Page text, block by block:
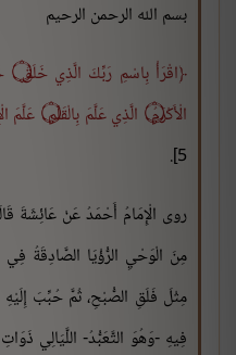
بسم الله الرحمن الرحيم
اقْرَأْ بِاسْمِ رَبِّكَ الَّذِي خَلَقَ۝
الْأَكْرَمُ ۝ الَّذِي عَلَّمَ بِالْقَلَمِ ۝ عَلَّمَ الْإِنْسانَ مَا لَمْ يَعْلَمْ
5].
روى الْإِمَامُ أَحْمَدُ عَنْ عَائِشَةَ
مِنَ الْوَحْيِ الرُّؤْيَا الصَّادِقَةُ فِي
مِثْلَ فَلَقِ الصُّبْحِ، ثُمَّ حُبِّبَ إِلَيْهِ
فِيهِ -وَهُوَ التَّعَبُّدُ- اللَّيَالِي